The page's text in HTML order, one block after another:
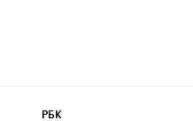
РБК